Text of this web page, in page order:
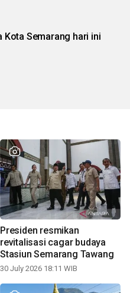
Kota Semarang hari ini
Presiden resmikan
revitalisasi cagar budaya
Stasiun Semarang Tawang
30 July 2026 18:11 WIB